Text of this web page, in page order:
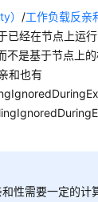
） /工作负载反亲
已经在节点上运
不是基于节点上
和也有
性需要一定的计